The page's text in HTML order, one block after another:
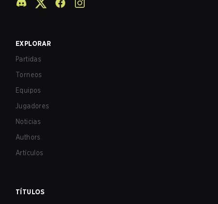
EXPLORAR
Partidas
Torneos
Equipos
Jugadores
Noticias
Authors
Artículos
TÍTULOS